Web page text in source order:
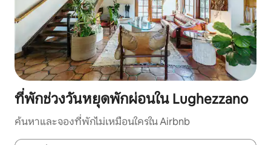
ที่พักช่วงวันหยุดพักผ่อนใน Lughezzano
ค้นหาและจองที่พักไม่เหมือนใครใน Airbnb